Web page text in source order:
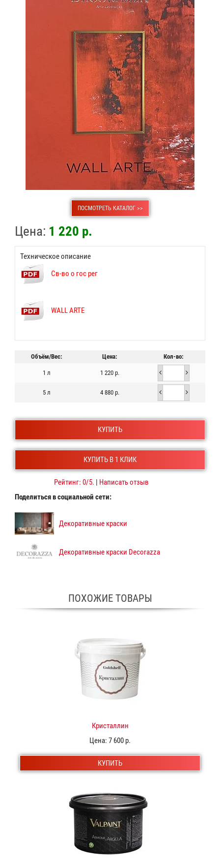
ПОСМОТРЕТЬ КАТАЛОГ >>
Цена: 1 220 р.
Техническое описание
Св-во о гос рег
WALL ARTE
Объём/Вес: Цена: Кол-во:
1 л 1 220 р.
5 л 4 880 р.
КУПИТЬ
КУПИТЬ В 1 КЛИК
Рейтинг: 0/5. | Написать отзыв
Поделиться в социальной сети:
Декоративные краски
Декоративные краски Decorazza
ПОХОЖИЕ ТОВАРЫ
Кристаллин
Цена: 7 600 р.
КУПИТЬ